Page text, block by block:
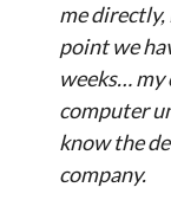
me
point we
weeks… my
computer
know the
company.